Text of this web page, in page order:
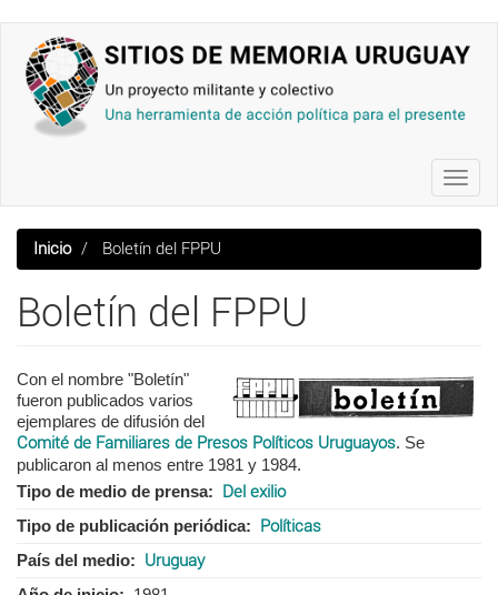
contenido
principal
Inicio Boletín del FPPU
Boletín del FPPU
Con el nombre "Boletín"
fueron publicados varios
ejemplares de difusión del
Comité de Familiares de Presos Políticos Uruguayos. Se
publicaron al menos entre 1981 y 1984.
Tipo de medio de prensa
Del exilio
Tipo de publicación periódica Políticas
País del medio Uruguay